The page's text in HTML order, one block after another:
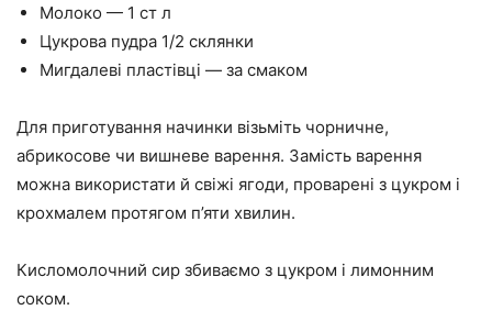
Молоко — 1 ст л
Цукрова пудра 1/2 склянки
Мигдалеві пластівці — за смаком
Для приготування начинки візьміть чорничне,
абрикосове чи вишневе варення. Замість варення
можна використати й свіжі ягоди, проварені з цукром і
крохмалем протягом п’яти хвилин.
Кисломолочний сир збиваємо з цукром і лимонним
соком.